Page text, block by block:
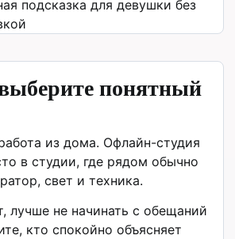
понятный
из дома. Офлайн-студия
в студии, где рядом обычно
свет и техника.
лучше не начинать с обещаний
кто спокойно объясняет